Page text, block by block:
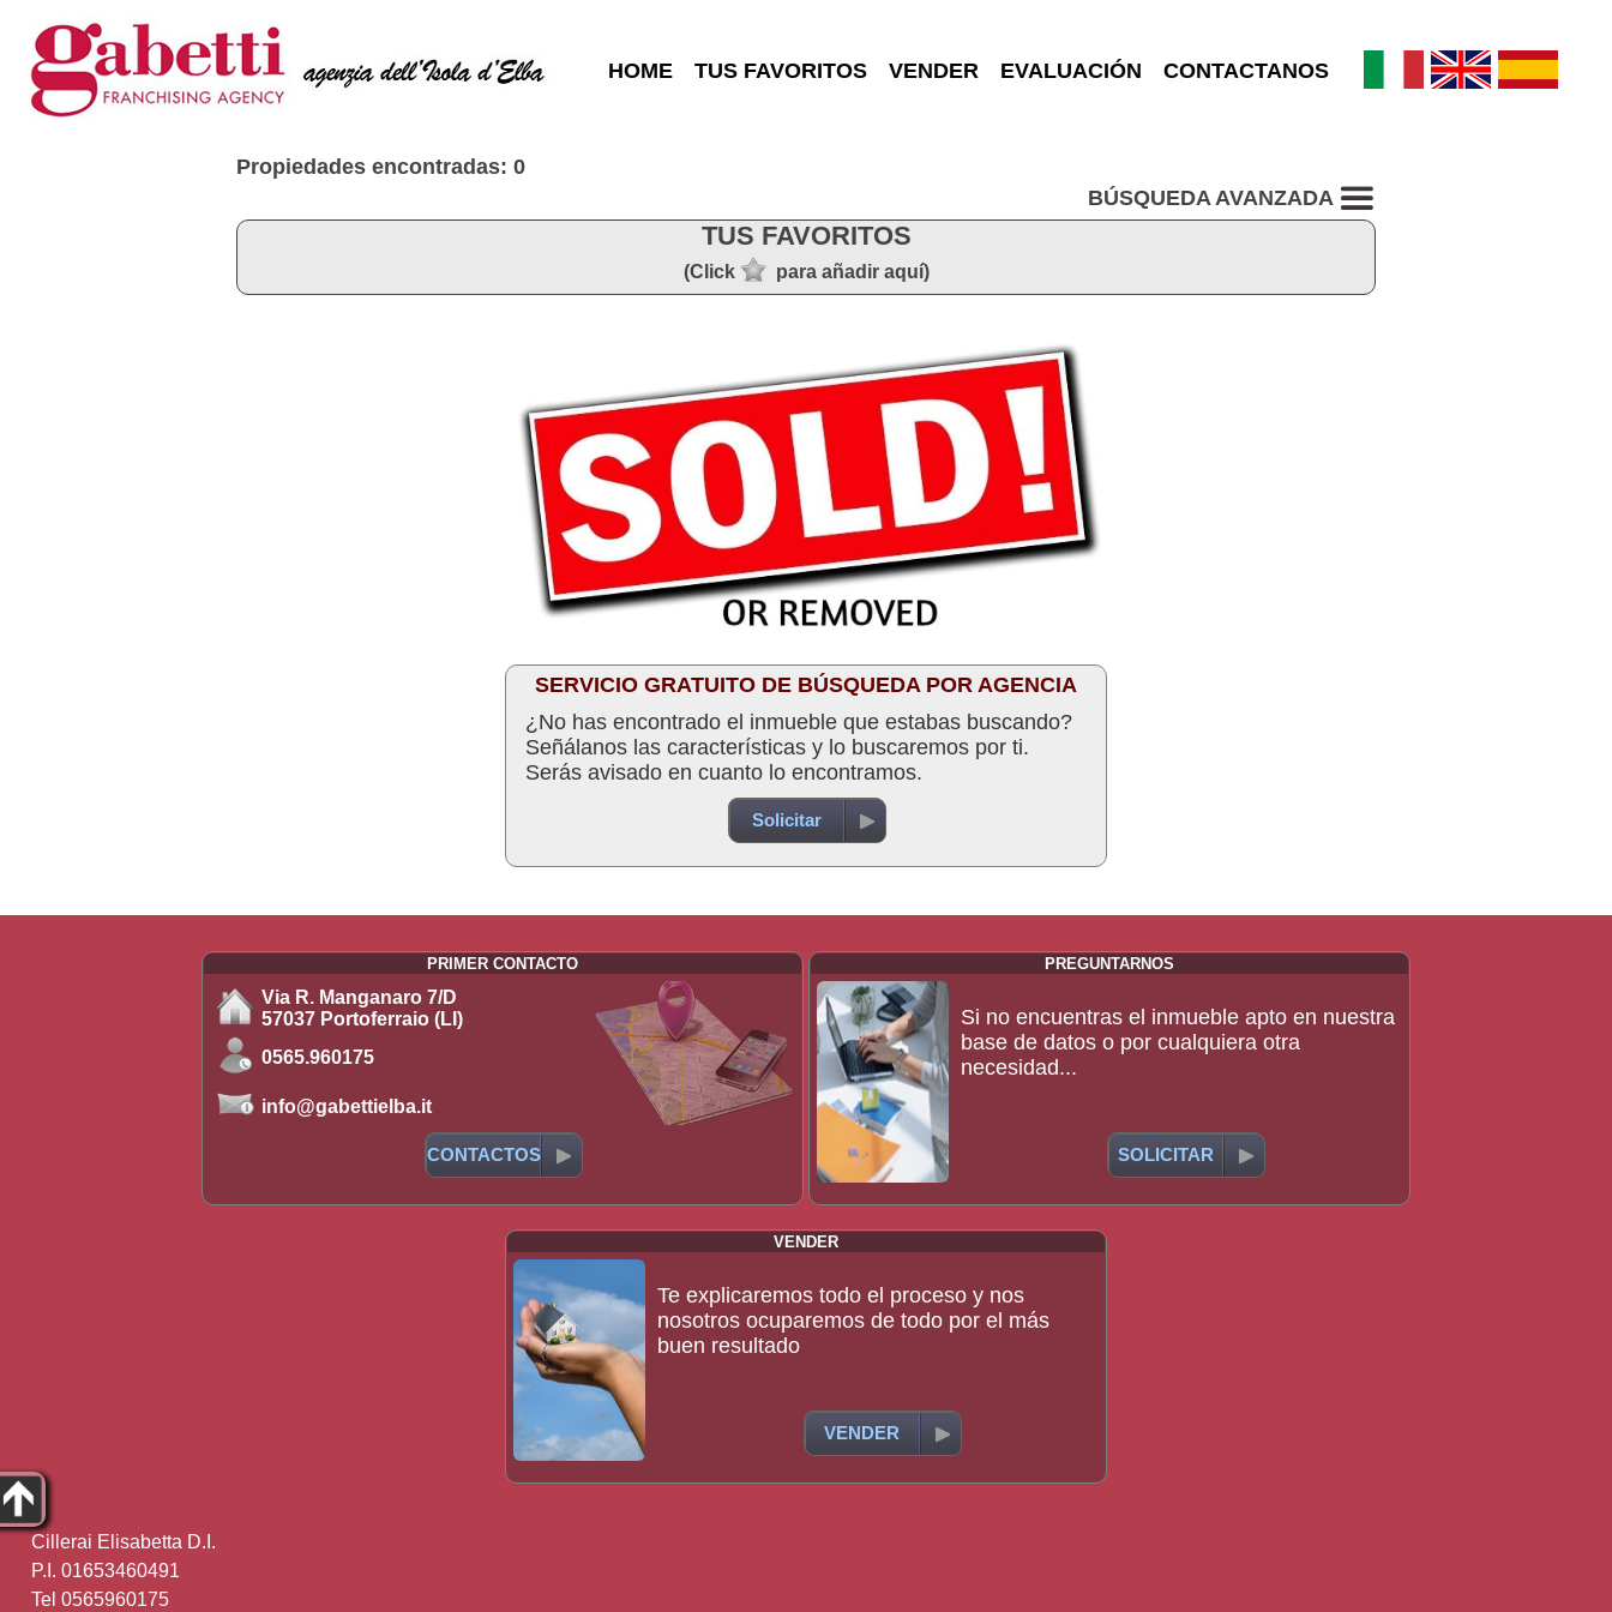
HOME TUS FAVORITOS VENDER EVALUACIÓN CONTACTANOS
Propiedades encontradas: 0
BÚSQUEDA AVANZADA
TUS FAVORITOS
(Click para añadir aquí)
SERVICIO GRATUITO DE BÚSQUEDA POR AGENCIA
¿No has encontrado el inmueble que estabas buscando?
Señálanos las características y lo buscaremos por ti.
Serás avisado en cuanto lo encontramos.
Solicitar
PRIMER CONTACTO
Via R. Manganaro 7/D
57037 Portoferraio (LI)
0565.960175
info@gabettielba.it
CONTACTOS
PREGUNTARNOS
Si no encuentras el inmueble apto en nuestra
base de datos o por cualquiera otra
necesidad...
SOLICITAR
VENDER
Te explicaremos todo el proceso y nos
nosotros ocuparemos de todo por el más
buen resultado
VENDER
Cillerai Elisabetta D.I.
P.I. 01653460491
Tel 0565960175